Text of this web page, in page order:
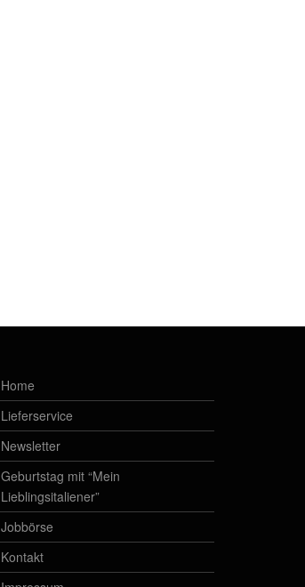
Home
Lieferservice
Newsletter
Geburtstag mit “Mein
Lieblingsitaliener”
Jobbörse
Kontakt